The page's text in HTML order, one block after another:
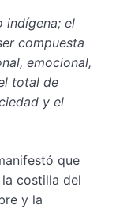
indígena; el
compuesta
emocional,
total de
y el
que
costilla del
y la